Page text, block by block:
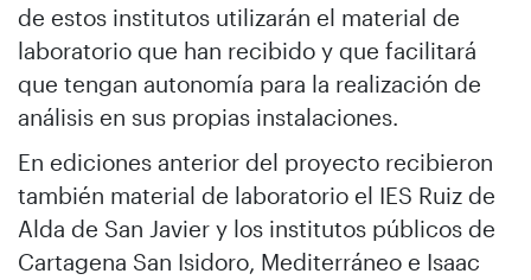
de estos institutos utilizarán el material de
laboratorio que han recibido y que facilitará
que tengan autonomía para la realización de
análisis en sus propias instalaciones.
En ediciones anterior del proyecto recibieron
también material de laboratorio el IES Ruiz de
Alda de San Javier y los institutos públicos de
Cartagena San Isidoro, Mediterráneo e Isaac